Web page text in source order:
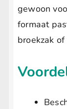
gewoon
formaat
broekzak of